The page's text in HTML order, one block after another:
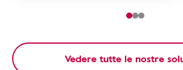
Vedere tutte le nostre